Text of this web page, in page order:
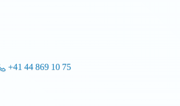
+41 44 869 10 75